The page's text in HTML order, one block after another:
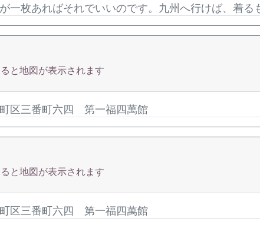
一枚あればそれでいいのです。九州へ行けば、着
と地図が表示されます
区三番町六四 第一福四萬館
と地図が表示されます
区三番町六四 第一福四萬館